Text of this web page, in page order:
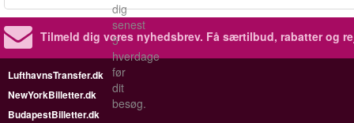
dig
senest
5
hverdage
før
dit
besøg.
Tilmeld dig vores nyhedsbrev. Få særtilbud, rabatter og
LufthavnsTransfer.dk
NewYorkBilletter.dk
BudapestBilletter.dk